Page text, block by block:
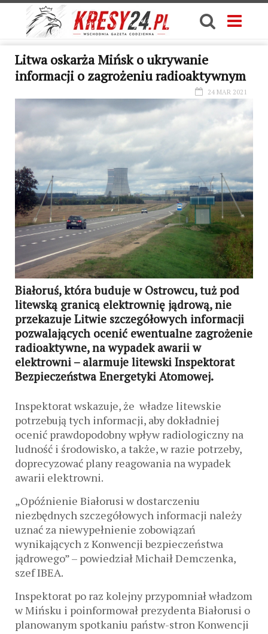
Litwa oskarża Mińsk o ukrywanie
informacji o zagrożeniu radioaktywnym
24 MAR 2021
Białoruś, która buduje w Ostrowcu, tuż pod
litewską granicą elektrownię jądrową, nie
przekazuje Litwie szczegółowych informacji
pozwalających ocenić ewentualne zagrożenie
radioaktywne, na wypadek awarii w
elektrowni – alarmuje litewski Inspektorat
Bezpieczeństwa Energetyki Atomowej.
Inspektorat wskazuje, że władze litewskie
potrzebują tych informacji, aby dokładniej
ocenić prawdopodobny wpływ radiologiczny na
ludność i środowisko, a także, w razie potrzeby,
doprecyzować plany reagowania na wypadek
awarii elektrowni.
„Opóźnienie Białorusi w dostarczeniu
niezbędnych szczegółowych informacji należy
uznać za niewypełnienie zobowiązań
wynikających z Konwencji bezpieczeństwa
jądrowego” – powiedział Michaił Demczenka,
szef IBEA.
Inspektorat po raz kolejny przypomniał władzom
w Mińsku i poinformował prezydenta Białorusi o
planowanym spotkaniu państw-stron Konwencji